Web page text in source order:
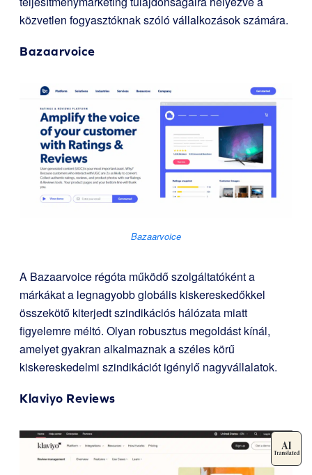
közvetlen fogyasztóknak szóló vállalkozások számára.
Bazaarvoice
Bazaarvoice
A Bazaarvoice régóta működő szolgáltatóként a
márkákat a legnagyobb globális kiskereskedőkkel
összekötő kiterjedt szindikációs hálózata miatt
figyelemre méltó. Olyan robusztus megoldást kínál,
amelyet gyakran alkalmaznak a széles körű
kiskereskedelmi szindikációt igénylő nagyvállalatok.
Klaviyo Reviews